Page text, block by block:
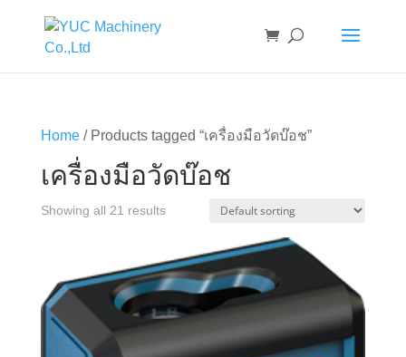
Home/ Products tagged “เครื่องมือวัดบ๊อช”
เครื่องมือวัดบ๊อช
Showing all 21 results